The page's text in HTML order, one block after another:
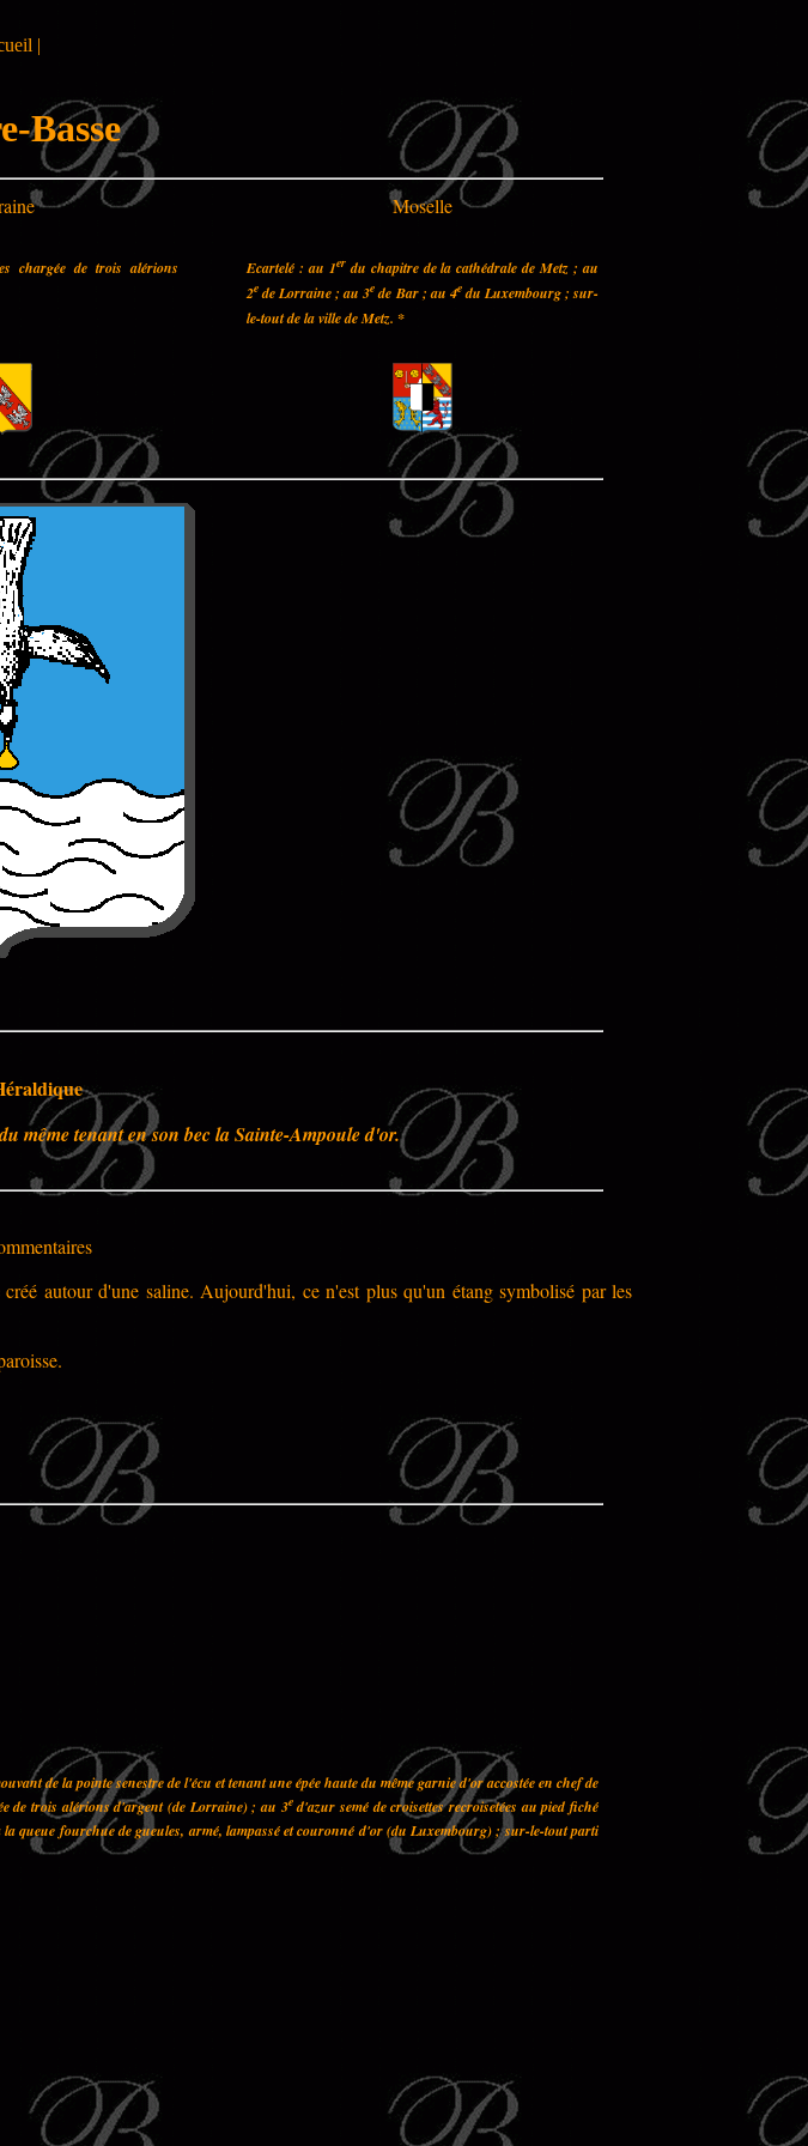
|
Moselle
chargée de trois alérions
Ecartelé : au 1erdu chapitre de la cathédrale de Metz ; au
2ede Lorraine ; au 3ede Bar ; au 4edu Luxembourg ; sur-
le-tout de la ville de Metz. *
même tenant en son bec la Sainte-Ampoule d'or.
créé autour d'une saline. Aujourd'hui, ce n'est plus qu'un étang symbolisé par les
de la pointe senestre de l'écu et tenant une épée haute du même garnie d'or accostée en chef de
de trois alérions d'argent (de Lorraine) ; au 3ed'azur semé de croisettes recroisetées au pied fiché
queue fourchue de gueules, armé, lampassé et couronné d'or (du Luxembourg) ; sur-le-tout parti